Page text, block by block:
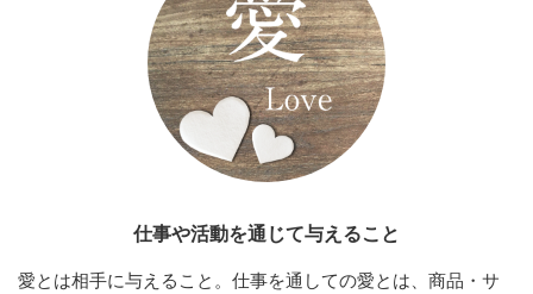
仕事や活動を通じて与えること
愛とは相手に与えること。仕事を通しての愛とは、商品・サ